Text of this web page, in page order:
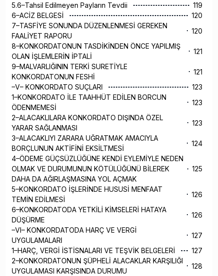
5.6–Tahsil Edilmeyen Payların Tevdii
119
6–ACİZ BELGESİ
120
7–TASFİYE SONUNDA DÜZENLENMESİ GEREKEN
FAALİYET RAPORU
120
8–KONKORDATONUN TASDİKİNDEN ÖNCE YAPILMIŞ
OLAN İŞLEMLERİN İPTALİ
121
9–MALVARLIĞININ TERKİ SURETİYLE
KONKORDATONUN FESHİ
121
–V– KONKORDATO SUÇLARI
123
1–KONKORDATO İLE TAAHHÜT EDİLEN BORCUN
ÖDENMEMESİ
123
2–ALACAKLILARA KONKORDATO DIŞINDA ÖZEL
YARAR SAĞLANMASI
123
3–ALACAKLIYI ZARARA UĞRATMAK AMACIYLA
BORÇLUNUN AKTİFİNİ EKSİLTMESİ
124
4–ÖDEME GÜÇSÜZLÜĞÜNE KENDİ EYLEMİYLE NEDEN
OLMAK VE DURUMUNUN KÖTÜLÜĞÜNÜ BİLEREK
DAHA DA AĞIRLAŞMASINA YOL AÇMAK
125
5–KONKORDATO İŞLERİNDE HUSUSİ MENFAAT
TEMİN EDİLMESİ
126
6–KONKORDATODA YETKİLİ KİMSELERİ HATAYA
DÜŞÜRME
126
–VI– KONKORDATODA HARÇ VE VERGİ
UYGULAMALARI
127
1–HARÇ, VERGİ İSTİSNALARI VE TEŞVİK BELGELERİ
127
2–KONKORDATONUN ŞÜPHELİ ALACAKLAR KARŞILIĞI
UYGULAMASI KARŞISINDA DURUMU
128